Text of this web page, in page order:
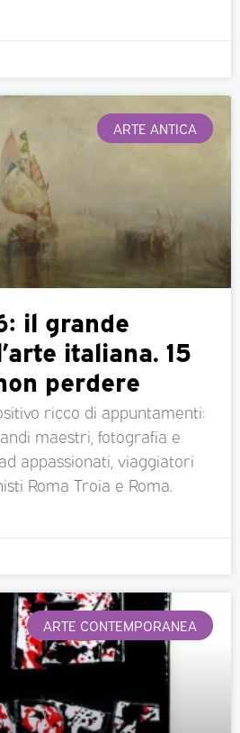
ARTE ANTICA
il grande
italiana. 15
perdere
ricco di appuntamenti:
maestri, fotografia e
appassionati, viaggiatori
Roma Troia e Roma.
ARTE CONTEMPORANEA